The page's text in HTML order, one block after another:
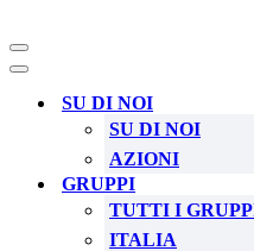
Menu
di
Menu
navigazioneSU DI NOI
SU DI NOI
AZIONI
GRUPPI
TUTTI I
ITALIA